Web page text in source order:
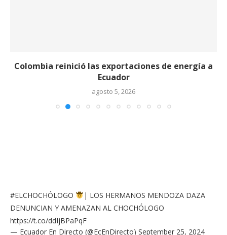
Colombia reinició las exportaciones de energía a
Ecuador
agosto 5, 2026
#ELCHOCHÓLOGO
| LOS HERMANOS MENDOZA DAZA
DENUNCIAN Y AMENAZAN AL CHOCHÓLOGO
https://t.co/ddIjBPaPqF
— Ecuador En Directo (@EcEnDirecto) September 25, 2024